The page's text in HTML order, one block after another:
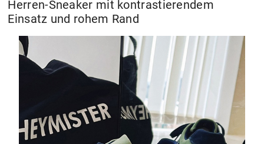
Herren-Sneaker mit kontrastierendem
Einsatz und rohem Rand